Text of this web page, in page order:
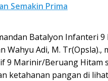
Semakin Prima
Batalyon Infanteri
Wahyu Adi, M. Tr(Opsla).,
9 Marinir/Beruang Hitam
ketahanan pangan di